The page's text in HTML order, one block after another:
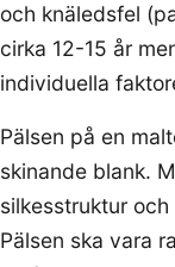
och knäledsfel
cirka 12-15 år
individuella
Pälsen på en
skinande blank.
silkesstruktur
Pälsen ska vara